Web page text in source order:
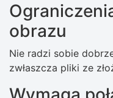
obrazu
Nie radzi sobie
zwłaszcza pliki ze